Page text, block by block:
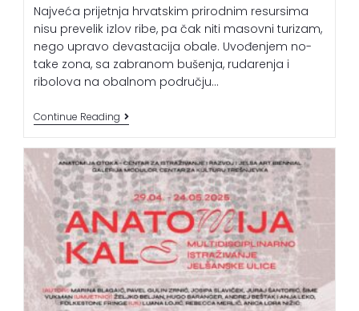
Najveća prijetnja hrvatskim prirodnim resursima
nisu prevelik izlov ribe, pa čak niti masovni turizam,
nego upravo devastacija obale. Uvođenjem no-
take zona, sa zabranom bušenja, rudarenja i
ribolova na obalnom području…
Continue Reading